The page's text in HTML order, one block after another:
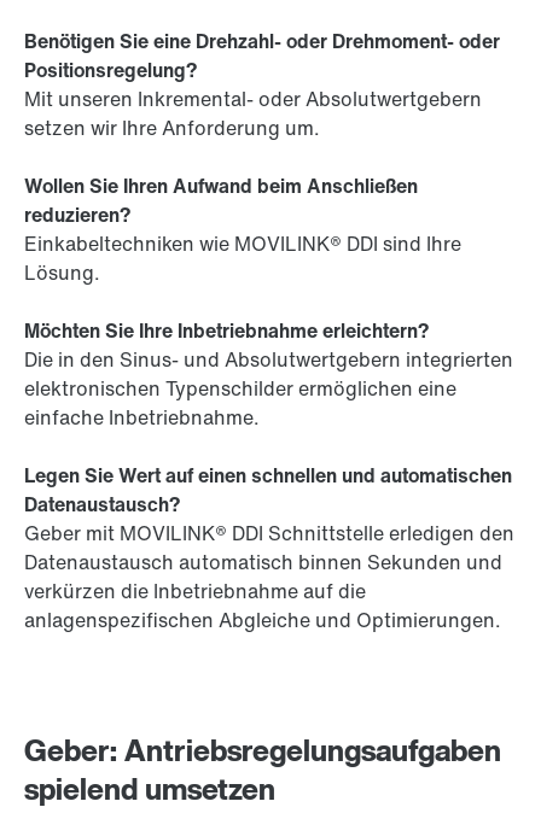
Geber: Antriebsregelungsaufgaben
spielend umsetzen
Benötigen Sie eine Drehzahl- oder Drehmoment- oder
Positionsregelung?
Mit unseren Inkremental- oder Absolutwertgebern
setzen wir Ihre Anforderung um.
Wollen Sie Ihren Aufwand beim Anschließen
reduzieren?
Einkabeltechniken wie MOVILINK® DDI sind Ihre
Lösung.
Möchten Sie Ihre Inbetriebnahme erleichtern?
Die in den Sinus- und Absolutwertgebern integrierten
elektronischen Typenschilder ermöglichen eine
einfache Inbetriebnahme.
Legen Sie Wert auf einen schnellen und automatischen
Datenaustausch?
Geber mit MOVILINK® DDI Schnittstelle erledigen den
Datenaustausch automatisch binnen Sekunden und
verkürzen die Inbetriebnahme auf die
anlagenspezifischen Abgleiche und Optimierungen.